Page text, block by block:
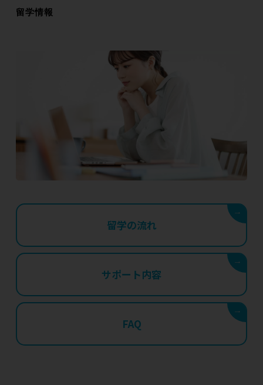
留学情報
留学の流れ
→
サポート内容
→
FAQ
→